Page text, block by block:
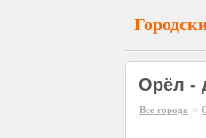
Орёл -
Все города »